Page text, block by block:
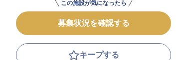
この施設が気になったら
募集状況を確認する
キープする